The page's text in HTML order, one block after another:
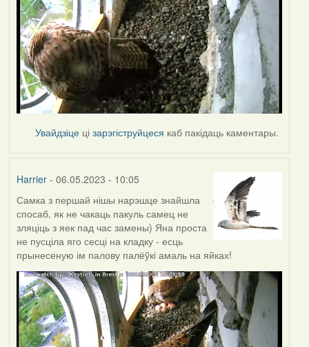
Увайдзіце цізарэгіструйцеся каб пакідаць каментары.
Harrier- 06.05.2023 - 10:05
Самка з першай нішы нарэшце знайшла
спосаб, як не чакаць пакуль самец не
зляціць з яек пад час замены) Яна проста
не пусціла яго сесці на кладку - есць
прынесеную ім палову палёўкі амаль на яйках!